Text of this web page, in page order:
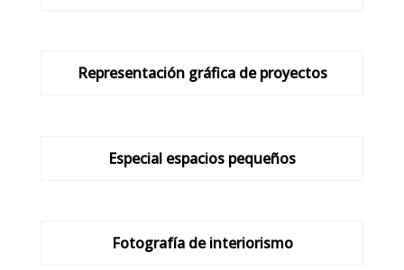
Representación gráfica de proyectos
Especial espacios pequeños
Fotografía de interiorismo